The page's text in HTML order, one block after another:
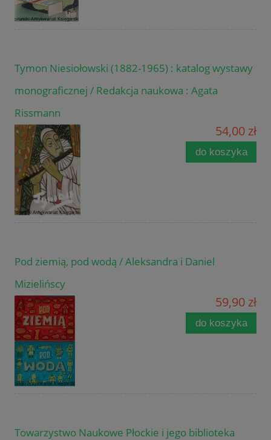
Tymon Niesiołowski (1882-1965) : katalog wystawy
monograficznej / Redakcja naukowa : Agata
Rissmann
54,00 zł
do koszyka
Pod ziemią, pod wodą / Aleksandra i Daniel
Mizielińscy
59,90 zł
do koszyka
Towarzystwo Naukowe Płockie i jego biblioteka